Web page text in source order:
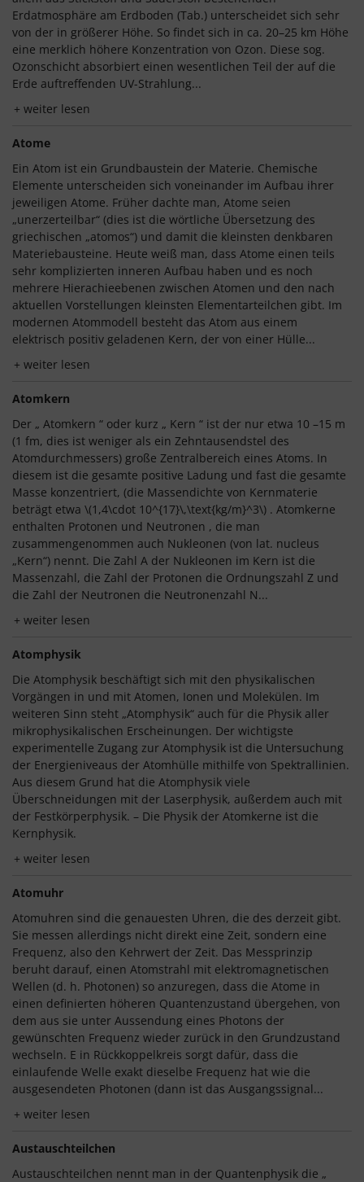
Erdatmosphäre am Erdboden (Tab.) unterscheidet sich sehr
von der in größerer Höhe. So findet sich in ca. 20–25 km Höhe
eine merklich höhere Konzentration von Ozon. Diese sog.
Ozonschicht absorbiert einen wesentlichen Teil der auf die
Erde auftreffenden UV-Strahlung...
weiter lesen
Atome
Ein Atom ist ein Grundbaustein der Materie. Chemische
Elemente unterscheiden sich voneinander im Aufbau ihrer
jeweiligen Atome. Früher dachte man, Atome seien
„unerzerteilbar“ (dies ist die wörtliche Übersetzung des
griechischen „atomos“) und damit die kleinsten denkbaren
Materiebausteine. Heute weiß man, dass Atome einen teils
sehr komplizierten inneren Aufbau haben und es noch
mehrere Hierachieebenen zwischen Atomen und den nach
aktuellen Vorstellungen kleinsten Elementarteilchen gibt. Im
modernen Atommodell besteht das Atom aus einem
elektrisch positiv geladenen Kern, der von einer Hülle...
weiter lesen
Atomkern
Der „ Atomkern “ oder kurz „ Kern “ ist der nur etwa 10 –15 m
(1 fm, dies ist weniger als ein Zehntausendstel des
Atomdurchmessers) große Zentralbereich eines Atoms. In
diesem ist die gesamte positive Ladung und fast die gesamte
Masse konzentriert, (die Massendichte von Kernmaterie
beträgt etwa \(1,4\cdot 10^{17}\,\text{kg/m}^3\) . Atomkerne
enthalten Protonen und Neutronen , die man
zusammengenommen auch Nukleonen (von lat. nucleus
„Kern“) nennt. Die Zahl A der Nukleonen im Kern ist die
Massenzahl, die Zahl der Protonen die Ordnungszahl Z und
die Zahl der Neutronen die Neutronenzahl N...
weiter lesen
Atomphysik
Die Atomphysik beschäftigt sich mit den physikalischen
Vorgängen in und mit Atomen, Ionen und Molekülen. Im
weiteren Sinn steht „Atomphysik“ auch für die Physik aller
mikrophysikalischen Erscheinungen. Der wichtigste
experimentelle Zugang zur Atomphysik ist die Untersuchung
der Energieniveaus der Atomhülle mithilfe von Spektrallinien.
Aus diesem Grund hat die Atomphysik viele
Überschneidungen mit der Laserphysik, außerdem auch mit
der Festkörperphysik. – Die Physik der Atomkerne ist die
Kernphysik.
weiter lesen
Atomuhr
Atomuhren sind die genauesten Uhren, die des derzeit gibt.
Sie messen allerdings nicht direkt eine Zeit, sondern eine
Frequenz, also den Kehrwert der Zeit. Das Messprinzip
beruht darauf, einen Atomstrahl mit elektromagnetischen
Wellen (d. h. Photonen) so anzuregen, dass die Atome in
einen definierten höheren Quantenzustand übergehen, von
dem aus sie unter Aussendung eines Photons der
gewünschten Frequenz wieder zurück in den Grundzustand
wechseln. E in Rückkoppelkreis sorgt dafür, dass die
einlaufende Welle exakt dieselbe Frequenz hat wie die
ausgesendeten Photonen (dann ist das Ausgangssignal...
weiter lesen
Austauschteilchen
Austauschteilchen nennt man in der Quantenphysik die „